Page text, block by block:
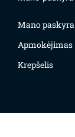
Mano paskyra
Apmokėjimas
Krepšelis